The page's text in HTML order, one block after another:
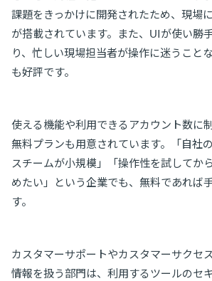
課題をきっかけに開発されたため、現場
が搭載されています。また、UIが使い勝
り、忙しい現場担当者が操作に迷うこと
も好評です。
使える機能や利用できるアカウント数に
無料プランも用意されています。「自社
スチームが小規模」「操作性を試してか
めたい」という企業でも、無料であれば
す。
カスタマーサポートやカスタマーサクセ
情報を扱う部門は、利用するツールのセ